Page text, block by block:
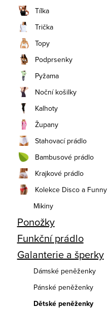
Tílka
Trička
Topy
Podprsenky
Pyžama
Noční košilky
Kalhoty
Župany
Stahovací prádlo
Bambusové prádlo
Krajkové prádlo
Kolekce Disco a Funny
Mikiny
Ponožky
Funkční prádlo
Galanterie a šperky
Dámské peněženky
Pánské peněženky
Dětské peněženky